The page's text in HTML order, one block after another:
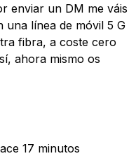
enviar un DM me váis
una línea de móvil 5 G
fibra, a coste cero
ahora mismo os
17 minutos